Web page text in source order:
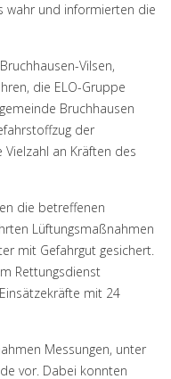
wahr und informierten die
Vilsen,
die ELO-Gruppe
Bruchhausen
der
an Kräften des
die betreffenen
Lüftungsmaßnahmen
mit Gefahrgut gesichert.
Rettungsdienst
mit 24
Messungen, unter
vor. Dabei konnten